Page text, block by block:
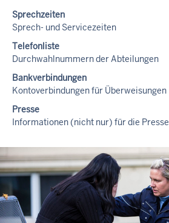
Sprechzeiten
Sprech- und Servicezeiten
Telefonliste
Durchwahlnummern der Abteilungen
Bankverbindungen
Kontoverbindungen für Überweisungen
Presse
Informationen (nicht nur) für die Presse